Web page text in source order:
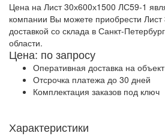
Цена на Лист 30х600х1500 ЛС59-1
компании Вы можете приобрести
доставкой со склада в Санкт-
области.
Цена: по запросу
Оперативная доставка на объект
Отсрочка платежа до 30 дней
Комплектация заказов под ключ
Характеристики